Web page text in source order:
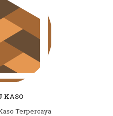
KASO
Terpercaya